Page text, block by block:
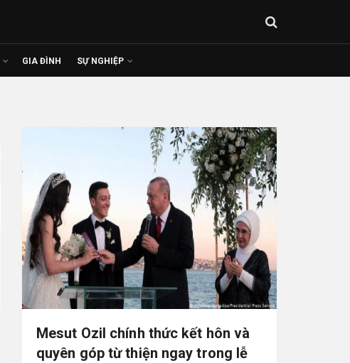
GIA ĐÌNH SỰ NGHIỆP
Mesut Ozil chính thức kết hôn và
quyên góp từ thiện ngay trong lễ